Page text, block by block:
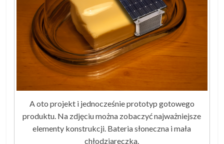
A oto projekt i jednocześnie prototyp gotowego
produktu. Na zdjęciu można zobaczyć najważniejsze
elementy konstrukcji. Bateria słoneczna i mała
chłodziareczka.